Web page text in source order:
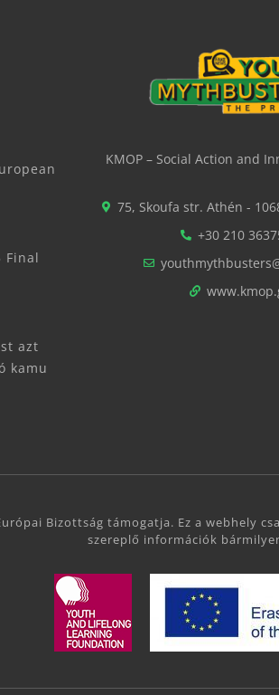
Final
azt
kamu
KMOP – Social Action and
75, Skoufa str. Athén -
+30 210
Bizottság támogatja. Ez a webhely
szereplő információk